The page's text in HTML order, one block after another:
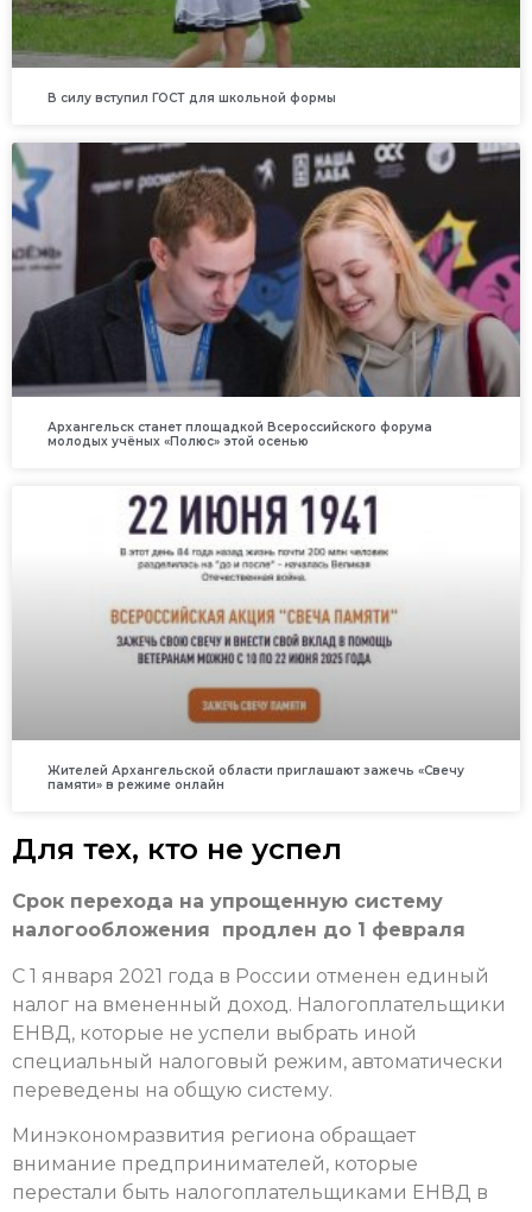
В силу вступил ГОСТ для школьной формы
Архангельск станет площадкой Всероссийского форума
молодых учёных «Полюс» этой осенью
Жителей Архангельской области приглашают зажечь «Свечу
памяти» в режиме онлайн
Для тех, кто не успел
Срок перехода на упрощенную систему
налогообложения продлен до 1 февраля
С 1 января 2021 года в России отменен единый
налог на вмененный доход. Налогоплательщики
ЕНВД, которые не успели выбрать иной
специальный налоговый режим, автоматически
переведены на общую систему.
Минэкономразвития региона обращает
внимание предпринимателей, которые
перестали быть налогоплательщиками ЕНВД в